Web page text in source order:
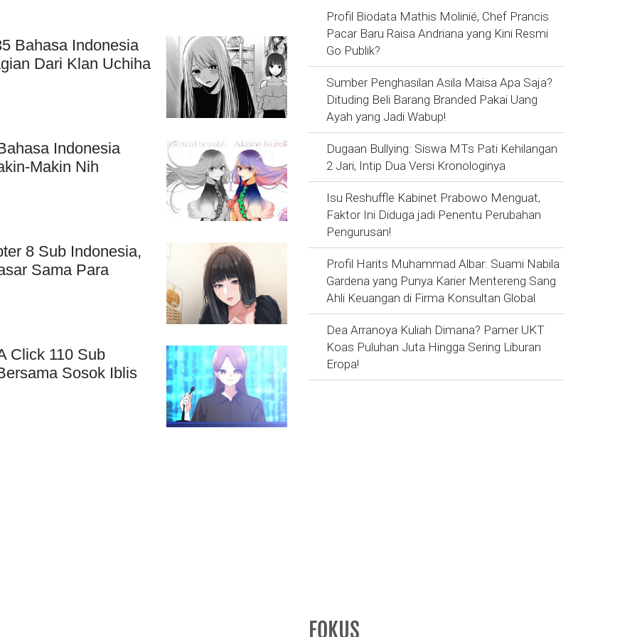
Bahasa Indonesia
Dari Klan Uchiha
Indonesia
Makin Nih
8 Sub Indonesia,
Sama Para
Click 110 Sub
Sosok Iblis
Profil Biodata Mathis Molinié, Chef Prancis
Pacar Baru Raisa Andriana yang Kini Resmi
Go Publik?
Sumber Penghasilan Asila Maisa Apa Saja?
Dituding Beli Barang Branded Pakai Uang
Ayah yang Jadi Wabup!
Dugaan Bullying: Siswa MTs Pati Kehilangan
2 Jari, Intip Dua Versi Kronologinya
Isu Reshuffle Kabinet Prabowo Menguat,
Faktor Ini Diduga jadi Penentu Perubahan
Pengurusan!
Profil Harits Muhammad Albar: Suami Nabila
Gardena yang Punya Karier Mentereng Sang
Ahli Keuangan di Firma Konsultan Global
Dea Arranoya Kuliah Dimana? Pamer UKT
Koas Puluhan Juta Hingga Sering Liburan
Eropa!
FOKUS